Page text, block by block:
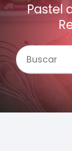
Pastel